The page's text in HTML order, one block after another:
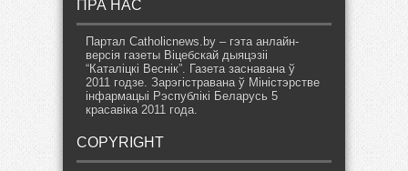
ПРА НАС
Партал Catholicnews.by – гэта анлайн-
версія газеты Віцебскай дыяцэзіі
“Каталіцкі Веснік”. Газета заснавана ў
2011 годзе. Зарэгістравана ў Міністэрстве
інфармацыі Рэспублікі Беларусь 5
красавіка 2011 года.
COPYRIGHT